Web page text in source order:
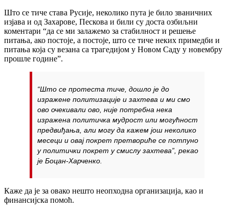
Што се тиче става Русије, неколико пута је било званичних
изјава и од Захарове, Пескова и били су доста озбиљни
коментари “да се ми залажемо за стабилност и решење
питања, ако постоје, а постоје, што се тиче неких примедби и
питања која су везана са трагедијом у Новом Саду у новембру
прошле године”.
“Што се протеста тиче, дошло је до
изражене политизације и захтева и ми смо
ово очекивали ово, није потребна нека
изражена политичка мудрост или могућност
предвиђања, али могу да кажем још неколико
месеци и овај покрет претвориће се потпуно
у политички покрет у смислу захтева”, рекао
је Боцан-Харченко.
Каже да је за овако нешто неопходна организација, као и
финансијска помоћ.